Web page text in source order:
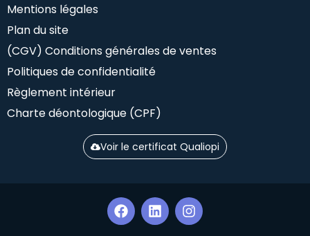
Mentions légales
Plan du site
(CGV) Conditions générales de ventes
Politiques de confidentialité
Règlement intérieur
Charte déontologique (CPF)
Voir le certificat Qualiopi